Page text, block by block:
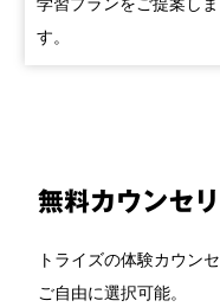
す。
無料カウンセ
トライズの体験カウン
ご自由に選択可能。